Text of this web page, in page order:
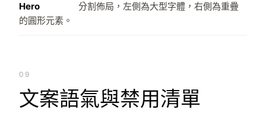
Hero
分割佈局，左側為大型字體，右側為重疊
的圓形元素。
09
文案語氣與禁用清單